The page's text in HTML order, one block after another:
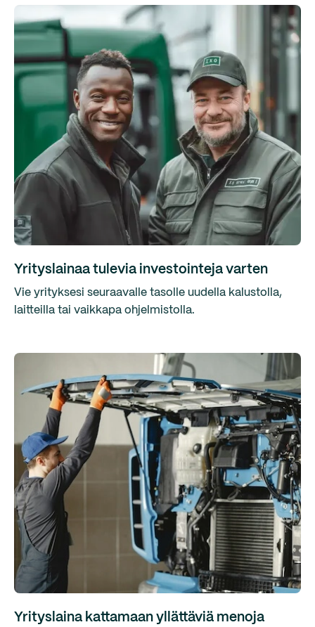
Yrityslainaa tulevia investointeja varten
Vie yrityksesi seuraavalle tasolle uudella kalustolla,
laitteilla tai vaikkapa ohjelmistolla.
Yrityslaina kattamaan yllättäviä menoja